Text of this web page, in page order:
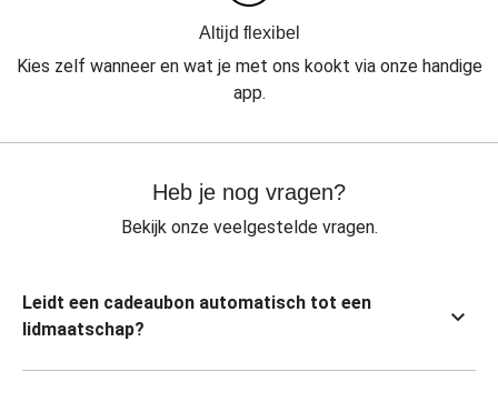
Altijd flexibel
Kies zelf wanneer en wat je met ons kookt via onze handige
app.
Heb je nog vragen?
Bekijk onze veelgestelde vragen.
Leidt een cadeaubon automatisch tot een
lidmaatschap?